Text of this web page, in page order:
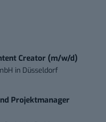
Creator (m/w/d)
in Düsseldorf
Projektmanager